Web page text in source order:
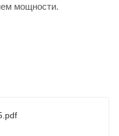
мощности.